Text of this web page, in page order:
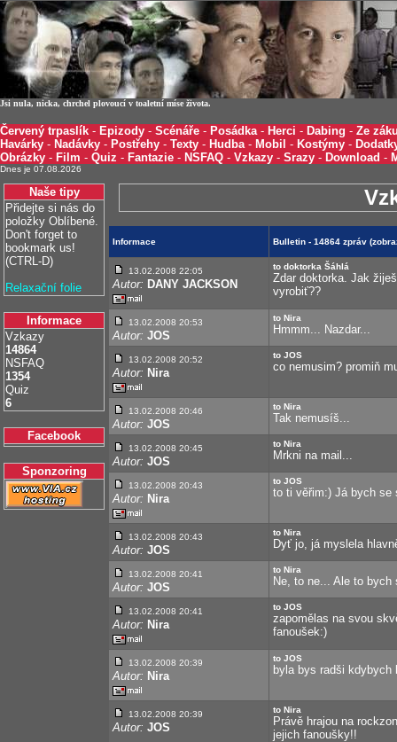
Jsi nula, nicka, chrchel plovoucí v toaletní míse života.
Červený trpaslík - Epizody - Scénáře - Posádka- Herci - Dabing - Ze
Havárky - Nadávky - Postřehy - Texty - Hudba- Mobil - Kostýmy -
Obrázky - Film - Quiz - Fantazie - NSFAQ - Vzkazy - Srazy - Download -
Dnes je 07.08.2026
Naše tipy
Přidejte si nás do
položky Oblíbené.
Don't forget to
bookmark us!
(CTRL-D)
Relaxační folie
Informace
Vzkazy
14864
NSFAQ
1354
Quiz
6
Facebook
Sponzoring
Informace Bulletin - 14864 zpráv
13.02.2008 22:05
Autor: DANY JACKSON
to doktorka Šáhlá
Zdar doktorka. Jak
vyrobiť??
13.02.2008 20:53
Autor: JOS
to Nira
Hmmm... Nazdar...
13.02.2008 20:52
Autor: Nira
to JOS
co nemusim? promiň
13.02.2008 20:46
Autor: JOS
to Nira
Tak nemusíš...
13.02.2008 20:45
Autor: JOS
to Nira
Mrkni na mail...
13.02.2008 20:43
Autor: Nira
to JOS
to ti věřim:) Já bych se
13.02.2008 20:43
Autor: JOS
to Nira
Dyť jo, já myslela
13.02.2008 20:41
Autor: JOS
to Nira
Ne, to ne... Ale to bych
13.02.2008 20:41
Autor: Nira
to JOS
zapomělas na svou
fanoušek:)
13.02.2008 20:39
Autor: Nira
to JOS
byla bys radši kdybych
13.02.2008 20:39
Autor: JOS
to Nira
Právě hrajou na
jejich fanoušky!!